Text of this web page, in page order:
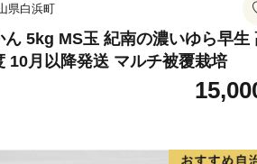
県白浜町
ん 5kg MS玉 紀南の濃いゆら早生
10月以降発送 マルチ被覆栽培